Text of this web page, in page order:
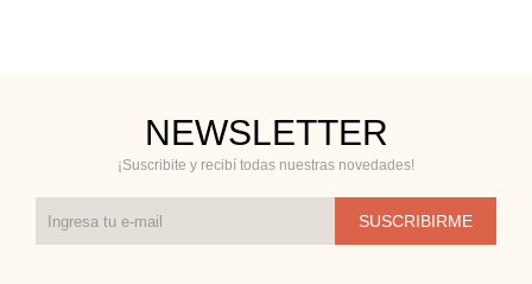
NEWSLETTER
¡Suscribite y recibí todas nuestras novedades!
SUSCRIBIRME